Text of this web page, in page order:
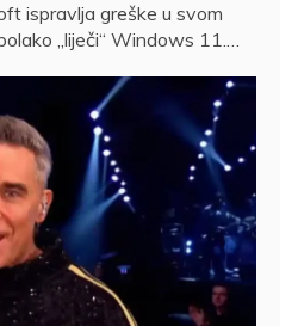
ispravlja greške u svom
„liječi“ Windows 11.…